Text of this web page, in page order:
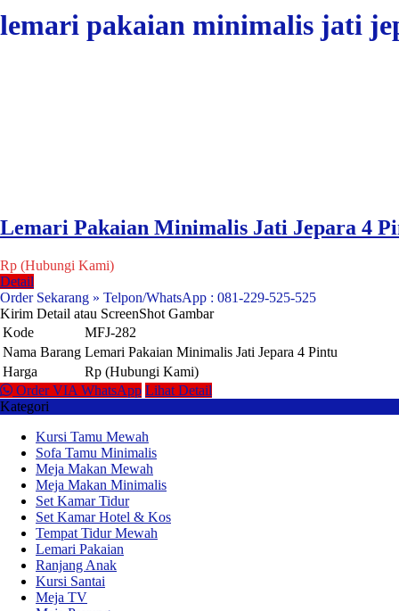
lemari pakaian minimalis jati
Lemari Pakaian Minimalis Jati Jepara 4
Rp (Hubungi Kami)
Detail
Order Sekarang » Telpon/WhatsApp : 081-229-525-525
Kirim Detail atau ScreenShot Gambar
Kode
MFJ-282
Nama Barang Lemari Pakaian Minimalis Jati Jepara 4 Pintu
Harga
Rp (Hubungi Kami)
Order VIA WhatsApp Lihat Detail
Kategori
Kursi Tamu Mewah
Sofa Tamu Minimalis
Meja Makan Mewah
Meja Makan Minimalis
Set Kamar Tidur
Set Kamar Hotel & Kos
Tempat Tidur Mewah
Lemari Pakaian
Ranjang Anak
Kursi Santai
Meja TV